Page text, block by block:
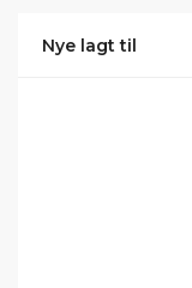
Nye lagt til